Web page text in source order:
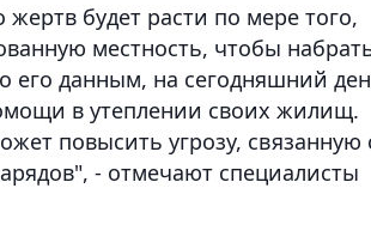
будет расти по мере того,
местность, чтобы
его данным, на сегодняшний
в утеплении своих жилищ.
повысить угрозу, связанную
- отмечают специалисты